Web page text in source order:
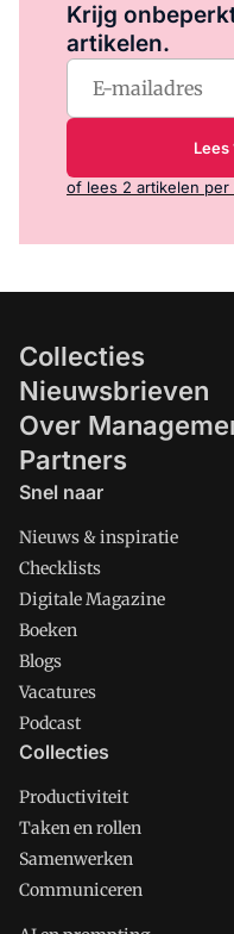
Krijg
artikelen.
Lees
of lees 2 artikelen per
Collecties
Nieuwsbrieven
Over
Partners
Snel naar
Nieuws & inspiratie
Checklists
Digitale Magazine
Boeken
Blogs
Vacatures
Podcast
Collecties
Productiviteit
Taken en rollen
Samenwerken
Communiceren